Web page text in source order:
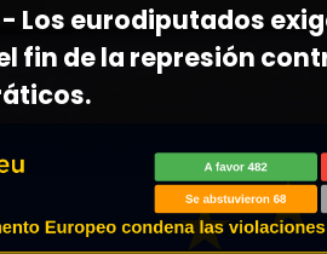
- Los eurodiputados
fin de la represión